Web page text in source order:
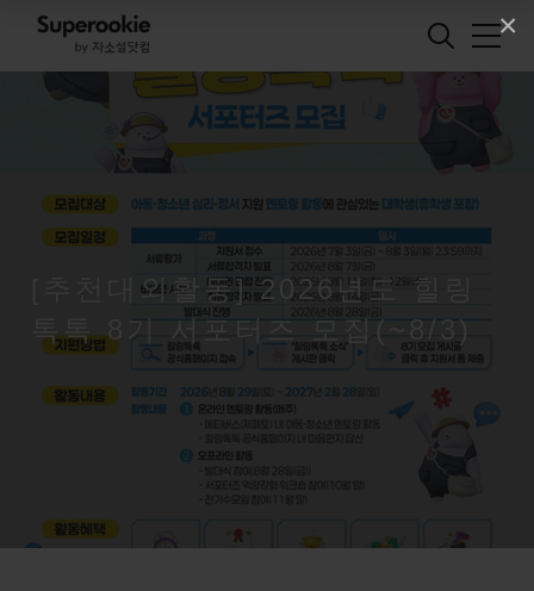
×
[추천대외활동] 2026년도 힐링
톡톡 8기 서포터즈 모집(~8/3)